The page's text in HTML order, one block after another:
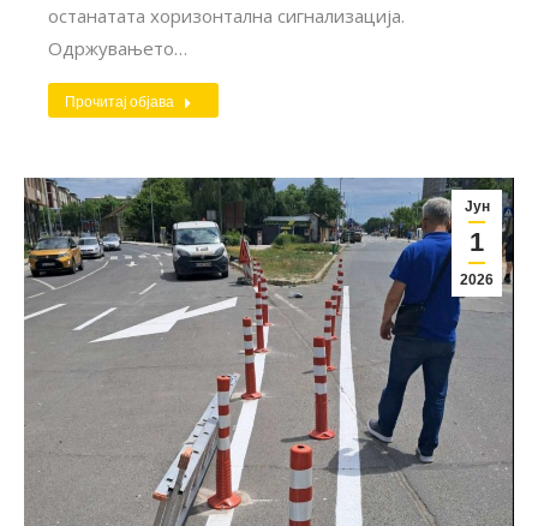
останатата хоризонтална сигнализација.
Одржувањето…
Прочитај објава
Јун
1
2026